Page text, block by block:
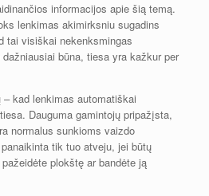
informacijos apie šią temą.
lenkimas akimirksniu sugadins
tai visiškai nekenksmingas
būna, tiesa yra kažkur per
kad lenkimas automatiškai
Dauguma gamintojų pripažįsta,
normalus sunkioms vaizdo
tik tuo atveju, jei būtų
plokštę ar bandėte ją